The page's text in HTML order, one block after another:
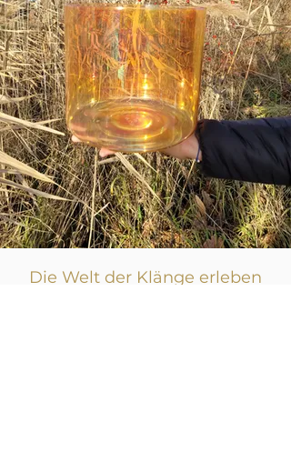
Die Welt der Klänge erleben